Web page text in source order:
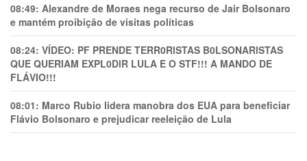
08:49: Alexandre de Moraes nega recurso de Jair Bolsonaro
e mantém proibição de visitas políticas
08:24: VÍDEO: PF PRENDE TERR0RlSTAS B0LSONARlSTAS
QUE QUERIAM EXPL0DlR LULA E O STF!!! A MANDO DE
FLÁVIO!!!
08:01: Marco Rubio lidera manobra dos EUA para beneficiar
Flávio Bolsonaro e prejudicar reeleição de Lula